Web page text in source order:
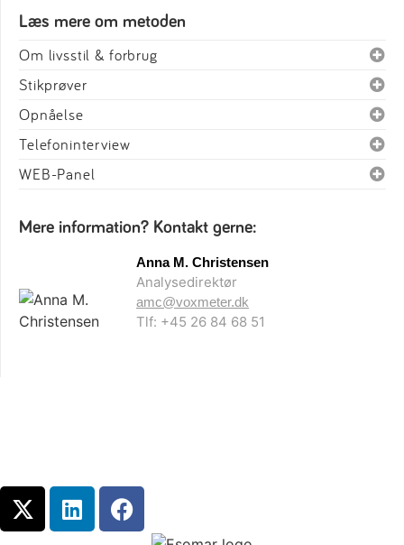
Læs mere om metoden
Om livsstil & forbrug
Stikprøver
Opnåelse
Telefoninterview
WEB-Panel
Mere information? Kontakt gerne:
Anna M. Christensen
Analysedirektør
amc@voxmeter.dk
Tlf: +45 26 84 68 51